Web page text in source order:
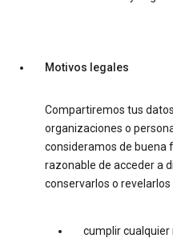
Motivos legales
Compartiremos tus
organizaciones o
consideramos de buena
razonable de acceder a
conservarlos o revelarlos
cumplir